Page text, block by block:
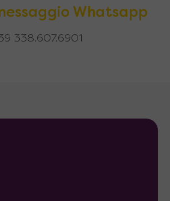
Whatsapp
338.607.6901